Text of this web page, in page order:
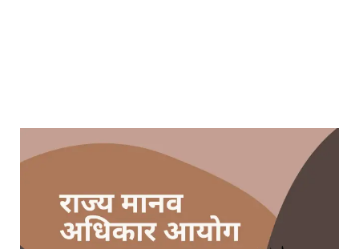
अधिकार